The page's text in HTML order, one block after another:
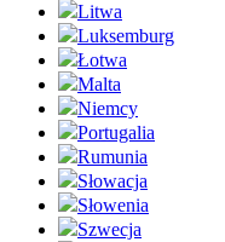
Litwa
Luksemburg
Łotwa
Malta
Niemcy
Portugalia
Rumunia
Słowacja
Słowenia
Szwecja